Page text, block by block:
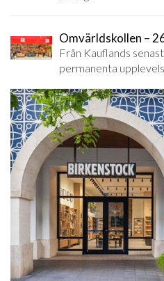
Omvärldskollen –
Från Kauflands
permanenta